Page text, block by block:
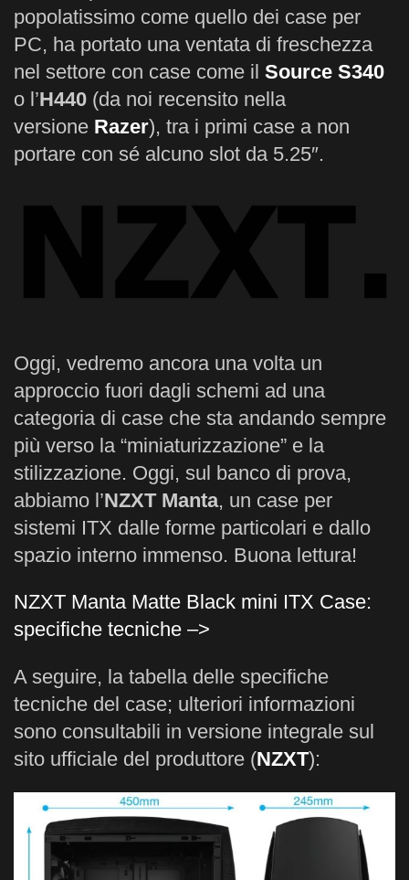
popolatissimo come quello dei case per
PC, ha portato una ventata di freschezza
nel settore con case come il Source S340
o l’H440 (da noi recensito nella
versione Razer), tra i primi case a non
portare con sé alcuno slot da 5.25″.
Oggi, vedremo ancora una volta un
approccio fuori dagli schemi ad una
categoria di case che sta andando sempre
più verso la “miniaturizzazione” e la
stilizzazione. Oggi, sul banco di prova,
abbiamo l’NZXT Manta, un case per
sistemi ITX dalle forme particolari e dallo
spazio interno immenso. Buona lettura!
NZXT Manta Matte Black mini ITX Case:
specifiche tecniche –>
A seguire, la tabella delle specifiche
tecniche del case; ulteriori informazioni
sono consultabili in versione integrale sul
sito ufficiale del produttore (NZXT):